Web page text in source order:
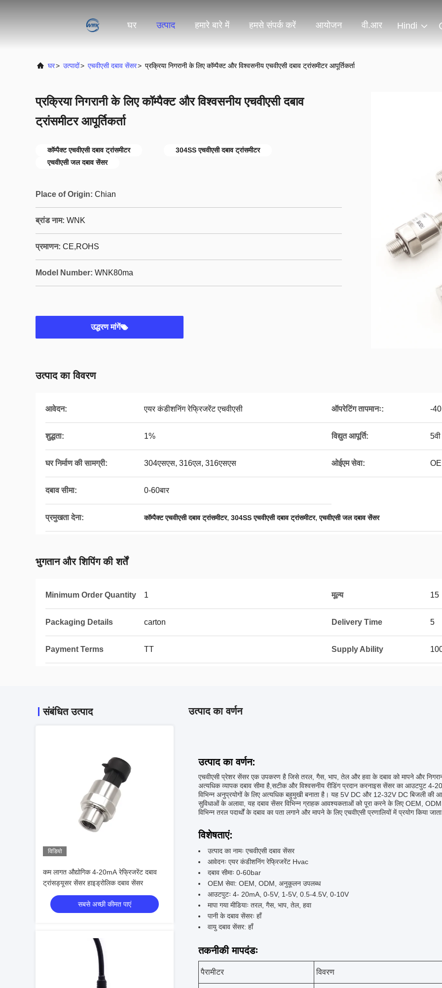
घर उत्पाद हमारे बारे में हमसे संपर्क करें आयोजन वी.आर Hindi
घर> उत्पादों> एचवीएसी दबाव सेंसर> प्रक्रिया निगरानी के लिए कॉम्पैक्ट और विश्वसनीय एचवीएसी दबाव ट्रांसमीटर आपूर्तिकर्ता
प्रक्रिया निगरानी के लिए कॉम्पैक्ट और विश्वसनीय एचवीएसी दबाव
ट्रांसमीटर आपूर्तिकर्ता
कॉम्पैक्ट एचवीएसी दबाव ट्रांसमीटर
304SS एचवीएसी दबाव ट्रांसमीटर
एचवीएसी जल दबाव सेंसर
Place of Origin: Chian
ब्रांड नाम: WNK
प्रमाणन: CE,ROHS
Model Number: WNK80ma
उद्धरण मांगें
उत्पाद का विवरण
आवेदन: एयर कंडीशनिंग रेफ्रिजरेंट एचवीएसी ऑपरेटिंग तापमानः: -
शुद्धता: 1% विद्युत आपूर्ति:
घर निर्माण की सामग्री: 304एसएस, 316एल, 316एसएस ओईएम सेवा:
दबाव सीमा: 0-60बार
प्रमुखता देना: कॉम्पैक्ट एचवीएसी दबाव ट्रांसमीटर, 304SS एचवीएसी दबाव ट्रांसमीटर,एचवीएसी जल दबाव सेंसर
भुगतान और शिपिंग की शर्तें
Minimum Order Quantity 1 मूल्य 15
Packaging Details carton Delivery Time 5
Payment Terms TT Supply Ability
संबंधित उत्पाद
विडियो
कम लागत औद्योगिक 4-20mA रेफ्रिजरेंट दबाव
ट्रांसड्यूसर सेंसर हाइड्रोलिक दबाव सेंसर
सबसे अच्छी कीमत पाएं
उत्पाद का वर्णन
उत्पाद का वर्णन:
एचवीएसी प्रेशर सेंसर एक उपकरण है जिसे तरल, गैस, भाप, तेल और हवा के दबाव को मापने और
अत्यधिक व्यापक दबाव सीमा है,सटीक और विश्वसनीय रीडिंग प्रदान करनाइस सेंसर का आउटपुट
विभिन्न अनुप्रयोगों के लिए अत्यधिक बहुमुखी बनाता है। यह 5V DC और 12-32V DC बिजली की
सुविधाओं के अलावा, यह दबाव सेंसर विभिन्न ग्राहक आवश्यकताओं को पूरा करने के लिए OEM,
विभिन्न तरल पदार्थों के दबाव का पता लगाने और मापने के लिए एचवीएसी प्रणालियों में प्रयोग किया
विशेषताएं:
उत्पाद का नामः एचवीएसी दबाव सेंसर
आवेदनः एयर कंडीशनिंग रेफ्रिजरेंट Hvac
दबाव सीमाः 0-60bar
OEM सेवा: OEM, ODM, अनुकूलन उपलब्ध
आउटपुटः 4- 20mA, 0-5V, 1-5V, 0.5-4.5V, 0-10V
मापा गया मीडियाः तरल, गैस, भाप, तेल, हवा
पानी के दबाव सेंसरः हाँ
वायु दबाव सेंसर: हाँ
तकनीकी मापदंडः
पैरामीटर विवरण